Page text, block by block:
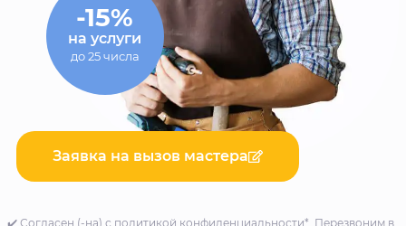
Заявка на вызов мастера
✔️ Согласен (-на) с политикой конфиденциальности*. Перезвоним в
-15%
на услуги
до 25 числа